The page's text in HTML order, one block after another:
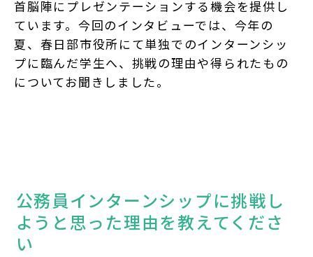
首脳陣にプレゼンテーションする機会を提供し
ています。今回のインタビューでは、今年の
夏、春日部市役所にて単独でのインターンシッ
プに臨んだ学生へ、挑戦の理由や得られたもの
についてお聞きしました。
公務員インターンシップに挑戦し
ようと思った理由を教えてくださ
い